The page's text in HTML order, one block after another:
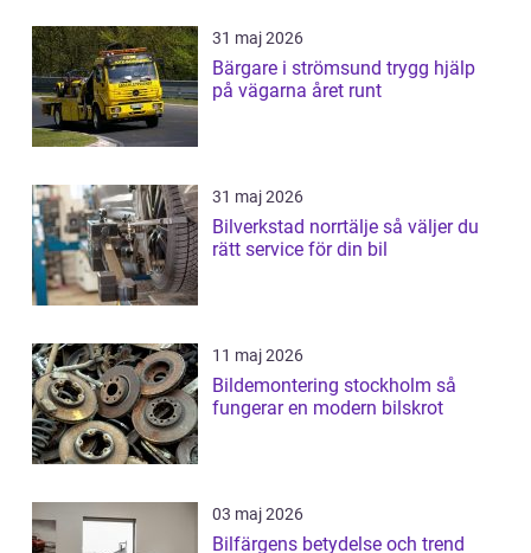
31 maj 2026
Bärgare i strömsund trygg hjälp
på vägarna året runt
31 maj 2026
Bilverkstad norrtälje så väljer du
rätt service för din bil
11 maj 2026
Bildemontering stockholm så
fungerar en modern bilskrot
03 maj 2026
Bilfärgens betydelse och trend